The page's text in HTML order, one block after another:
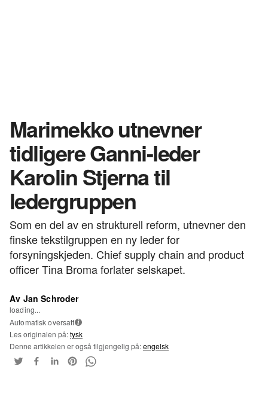
Marimekko utnevner
tidligere Ganni-leder
Karolin Stjerna til
ledergruppen
Som en del av en strukturell reform, utnevner den
finske tekstilgruppen en ny leder for
forsyningskjeden. Chief supply chain and product
officer Tina Broma forlater selskapet.
Av Jan Schroder
loading...
Automatisk oversatt i
Les originalen på:tysk
Denne artikkelen er også tilgjengelig på:engelsk